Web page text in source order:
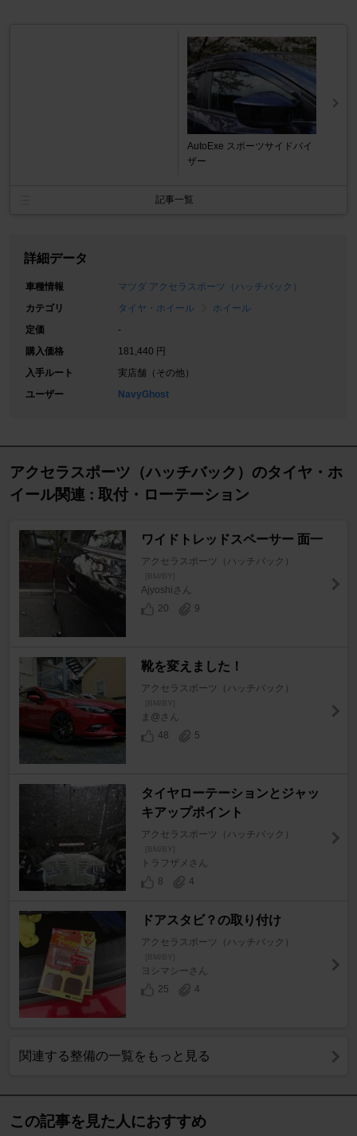
AutoExe スポーツサイドバイ
ザー
記事一覧
詳細データ
車種情報
マツダ アクセラスポーツ（ハッチバック）
カテゴリ
タイヤ・ホイール
ホイール
定価
-
購入価格
181,440 円
入手ルート
実店舗（その他）
ユーザー
NavyGhost
アクセラスポーツ（ハッチバック）のタイヤ・ホ
イール関連 : 取付・ローテーション
ワイドトレッドスペーサー 面一
アクセラスポーツ（ハッチバック）
[BM/BY]
Ajyoshiさん
20
9
靴を変えました！
アクセラスポーツ（ハッチバック）
[BM/BY]
ま@さん
48
5
タイヤローテーションとジャッ
キアップポイント
アクセラスポーツ（ハッチバック）
[BM/BY]
トラフザメさん
8
4
ドアスタビ？の取り付け
アクセラスポーツ（ハッチバック）
[BM/BY]
ヨシマシーさん
25
4
関連する整備の一覧をもっと見る
この記事を見た人におすすめ